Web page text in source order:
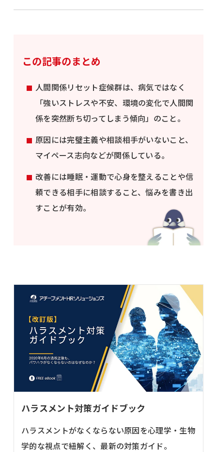
この記事のまとめ
人間関係リセット症候群は、病気ではなく
「強いストレスや不安、環境の変化で人間関
係を突然断ち切ってしまう傾向」のこと。
原因には完璧主義や相談相手がいないこと、
マイペース志向などが関係している。
改善には睡眠・運動で心身を整えることや信
頼できる相手に相談すること、悩みを書き出
すことが有効。
ハラスメント対策ガイドブック
ハラスメントがなくならない原因を心理学・生物
学的な視点で紐解く、最新の対策ガイド。